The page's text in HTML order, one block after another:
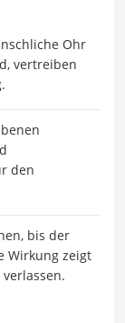
Ohr
vertreiben
den
bis der
Wirkung zeigt